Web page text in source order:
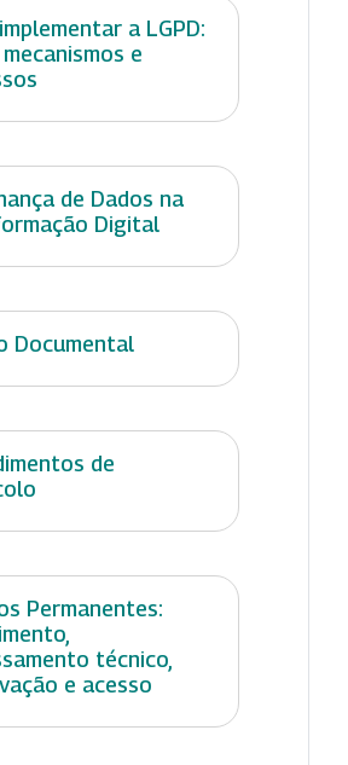
a LGPD:
e
de Dados na
Digital
Documental
de
Permanentes:
técnico,
e acesso